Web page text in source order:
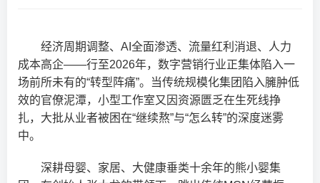
经济周期调整、AI全面渗透、流量红利消退、人力
成本高企——行至2026年，数字营销行业正集体陷入一
场前所未有的“转型阵痛”。当传统规模化集团陷入臃肿低
效的官僚泥潭，小型工作室又因资源匮乏在生死线挣
扎，大批从业者被困在“继续熬”与“怎么转”的深度迷雾
中。
深耕母婴、家居、大健康垂类十余年的熊小婴集